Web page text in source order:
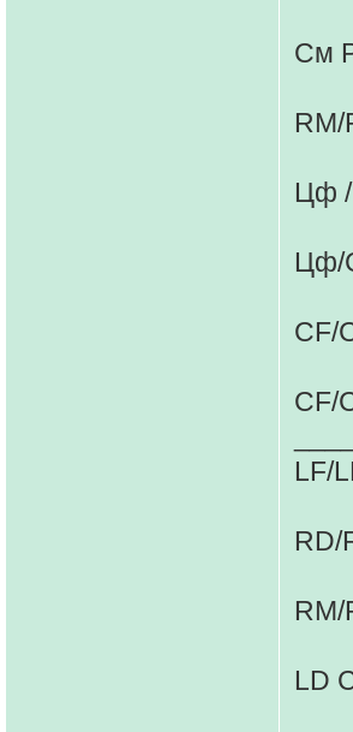
См
Цф /
Цф/
CF/
CF/
LF/
RD/
LD